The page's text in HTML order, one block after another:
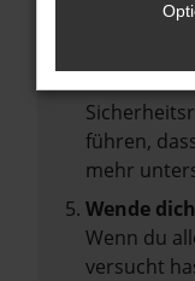
Veraltete
führen,
mehr
Wende
Wenn du
versucht